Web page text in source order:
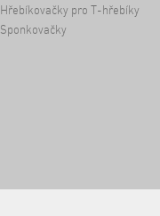
Hřebíkovačky pro T-hřebíky
Sponkovačky